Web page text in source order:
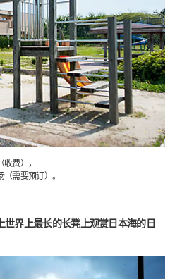
费），
需要预订）。
世界上最长的长凳上观赏日本海的日